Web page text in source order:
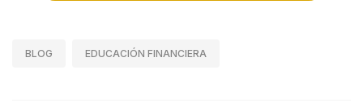
BLOG EDUCACIÓN FINANCIERA